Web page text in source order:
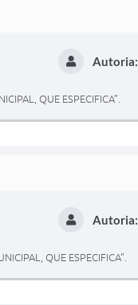
Autoria:
QUE ESPECIFICA”.
Autoria:
QUE ESPECIFICA”.